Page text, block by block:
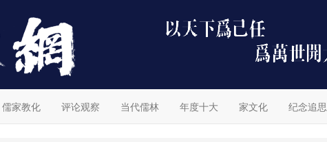
儒家教化 评论观察 当代儒林 年度十大 家文化 纪念追思